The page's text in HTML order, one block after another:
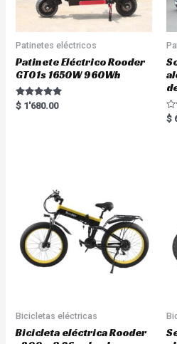
Patinetes eléctricos
Patinete Eléctrico Rooder
GT01s 1650W 960Wh
Rated
5.00
$ 1'680.00
R
a
$
Bicicletas eléctricas
Bicicleta eléctrica Rooder